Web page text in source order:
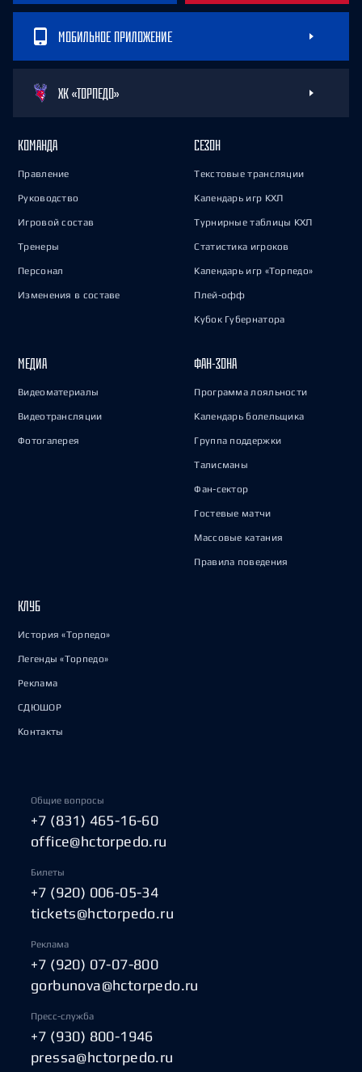
МОБИЛЬНОЕ ПРИЛОЖЕНИЕ
ХК «ТОРПЕДО»
КОМАНДА
Правление
Руководство
Игровой состав
Тренеры
Персонал
Изменения в составе
СЕЗОН
Текстовые трансляции
Календарь игр КХЛ
Турнирные таблицы КХЛ
Статистика игроков
Календарь игр «Торпедо»
Плей-офф
Кубок Губернатора
МЕДИА
Видеоматериалы
Видеотрансляции
Фотогалерея
ФАН-ЗОНА
Программа лояльности
Календарь болельщика
Группа поддержки
Талисманы
Фан-сектор
Гостевые матчи
Массовые катания
Правила поведения
КЛУБ
История «Торпедо»
Легенды «Торпедо»
Реклама
СДЮШОР
Контакты
Общие вопросы
+7 (831) 465-16-60
office@hctorpedo.ru
Билеты
+7 (920) 006-05-34
tickets@hctorpedo.ru
Реклама
+7 (920) 07-07-800
gorbunova@hctorpedo.ru
Пресс-служба
+7 (930) 800-1946
pressa@hctorpedo.ru